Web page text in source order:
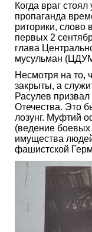
Когда враг
пропаганда
риторики, слово
первых 2
глава
мусульман
Несмотря на то,
закрыты, а
Расулев
Отечества. Это
лозунг. Муфтий
(ведение
имущества
фашистской